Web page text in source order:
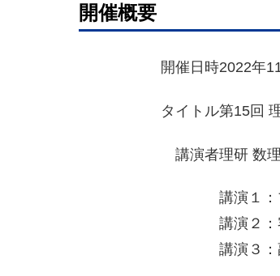
開催概要
開催日時
タイトル
講演者
2022年
第15回
理研 数
講演１
講演２
講演３